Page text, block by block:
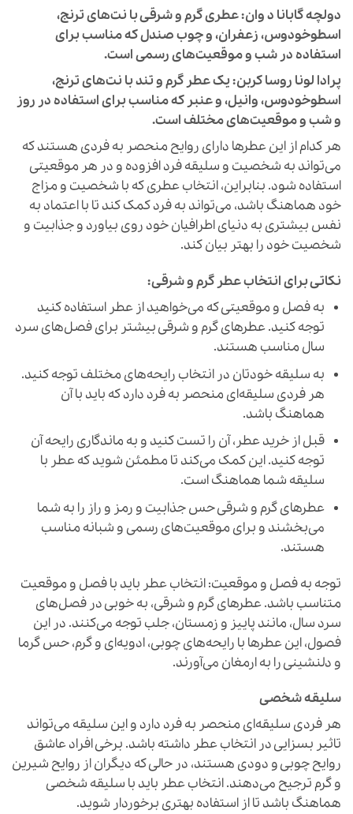
دولچه گابانا د وان:عطری گرم و شرقی با نت‌های ترنج،
اسطوخودوس، زعفران، و چوب صندل که مناسب برای
استفاده در شب و موقعیت‌های رسمی است.
پرادا لونا روسا کربن:یک عطر گرم و تند با نت‌های ترنج،
اسطوخودوس، وانیل، و عنبر که مناسب برای استفاده در روز
و شب و موقعیت‌های مختلف است.
هر کدام از این عطرها دارای روایح منحصر به فردی هستند که
می‌تواند به شخصیت و سلیقه فرد افزوده و در هر موقعیتی
استفاده شود. بنابراین، انتخاب عطری که با شخصیت و مزاج
خود هماهنگ باشد، می‌تواند به فرد کمک کند تا با اعتماد به
نفس بیشتری به دنیای اطرافیان خود روی بیاورد و جذابیت و
شخصیت خود را بهتر بیان کند.
نکاتی برای انتخاب عطر گرم و شرقی:
به فصل و موقعیتی که می‌خواهید از عطر استفاده کنید
توجه کنید. عطرهای گرم و شرقی بیشتر برای فصل‌های سرد
سال مناسب هستند.
به سلیقه خودتان در انتخاب رایحه‌های مختلف توجه کنید.
هر فردی سلیقه‌ای منحصر به فرد دارد که باید با آن
هماهنگ باشد.
قبل از خرید عطر، آن را تست کنید و به ماندگاری رایحه آن
توجه کنید. این کمک می‌کند تا مطمئن شوید که عطر با
سلیقه شما هماهنگ است.
عطرهای گرم و شرقی حس جذابیت و رمز و راز را به شما
می‌بخشند و برای موقعیت‌های رسمی و شبانه مناسب
هستند.
توجه به فصل و موقعیت: انتخاب عطر باید با فصل و موقعیت
متناسب باشد. عطرهای گرم و شرقی، به خوبی در فصل‌های
سرد سال، مانند پاییز و زمستان، جلب توجه می‌کنند. در این
فصول، این عطرها با رایحه‌های چوبی، ادویه‌ای و گرم، حس گرما
و دلنشینی را به ارمغان می‌آورند.
سلیقه شخصی
هر فردی سلیقه‌ای منحصر به فرد دارد و این سلیقه می‌تواند
تاثیر بسزایی در انتخاب عطر داشته باشد. برخی افراد عاشق
روایح چوبی و دودی هستند، در حالی که دیگران از روایح شیرین
و گرم ترجیح می‌دهند. انتخاب عطر باید با سلیقه شخصی
هماهنگ باشد تا از استفاده بهتری برخوردار شوید.